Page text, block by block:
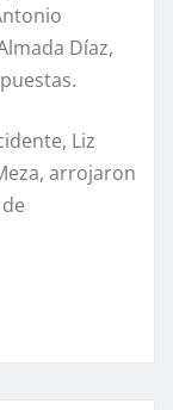
Díaz,
Liz
arrojaron